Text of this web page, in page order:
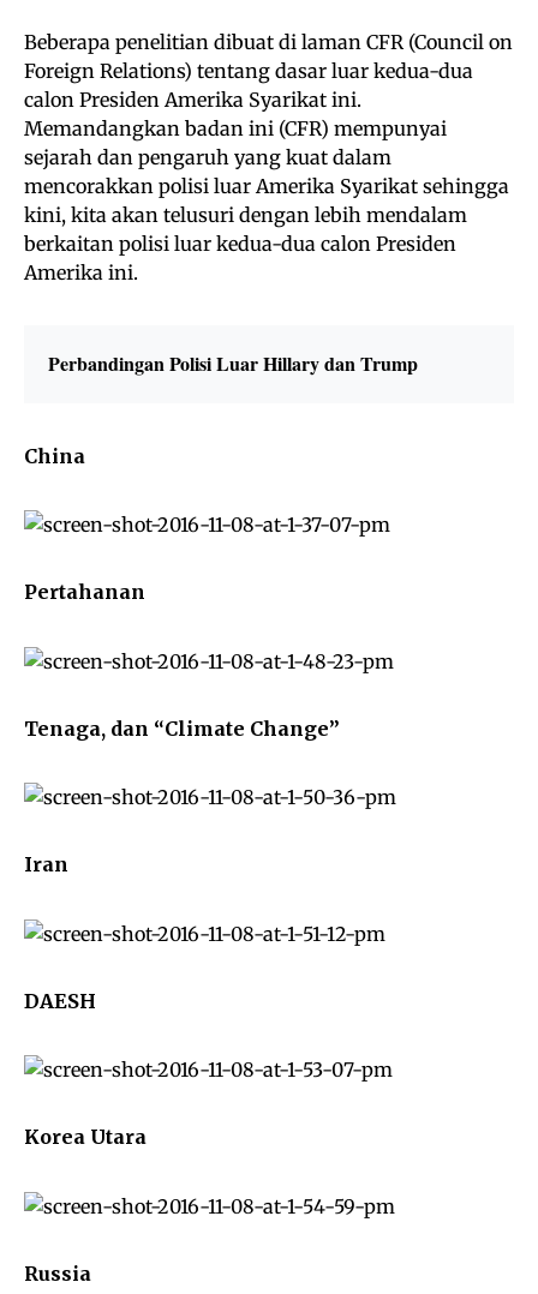
Beberapa penelitian dibuat di laman CFR (Council on
Foreign Relations) tentang dasar luar kedua-dua
calon Presiden Amerika Syarikat ini.
Memandangkan badan ini (CFR) mempunyai
sejarah dan pengaruh yang kuat dalam
mencorakkan polisi luar Amerika Syarikat sehingga
kini, kita akan telusuri dengan lebih mendalam
berkaitan polisi luar kedua-dua calon Presiden
Amerika ini.
Perbandingan Polisi Luar Hillary dan Trump
China
Pertahanan
Tenaga, dan “Climate Change”
Iran
DAESH
Korea Utara
Russia